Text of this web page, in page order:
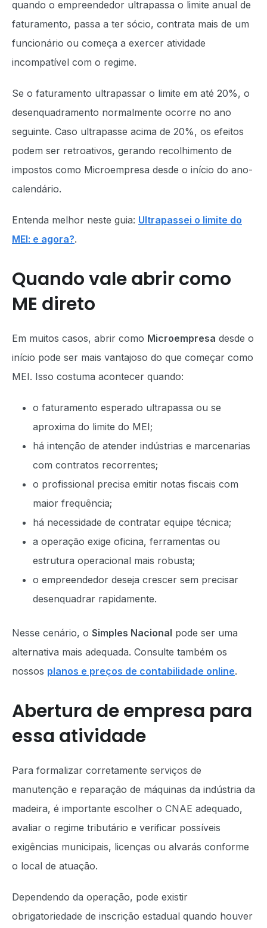
quando o empreendedor ultrapassa o limite anual de
faturamento, passa a ter sócio, contrata mais de um
funcionário ou começa a exercer atividade
incompatível com o regime.
Se o faturamento ultrapassar o limite em até 20%, o
desenquadramento normalmente ocorre no ano
seguinte. Caso ultrapasse acima de 20%, os efeitos
podem ser retroativos, gerando recolhimento de
impostos como Microempresa desde o início do ano-
calendário.
Entenda melhor neste guia: Ultrapassei o limite do
MEI: e agora?.
Quando vale abrir como
ME direto
Em muitos casos, abrir como Microempresa desde o
início pode ser mais vantajoso do que começar como
MEI. Isso costuma acontecer quando:
o faturamento esperado ultrapassa ou se
aproxima do limite do MEI;
há intenção de atender indústrias e marcenarias
com contratos recorrentes;
o profissional precisa emitir notas fiscais com
maior frequência;
há necessidade de contratar equipe técnica;
a operação exige oficina, ferramentas ou
estrutura operacional mais robusta;
o empreendedor deseja crescer sem precisar
desenquadrar rapidamente.
Nesse cenário, o Simples Nacional pode ser uma
alternativa mais adequada. Consulte também os
nossos planos e preços de contabilidade online.
Abertura de empresa para
essa atividade
Para formalizar corretamente serviços de
manutenção e reparação de máquinas da indústria da
madeira, é importante escolher o CNAE adequado,
avaliar o regime tributário e verificar possíveis
exigências municipais, licenças ou alvarás conforme
o local de atuação.
Dependendo da operação, pode existir
obrigatoriedade de inscrição estadual quando houver